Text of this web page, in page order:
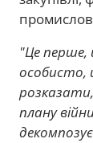
"Це перше,
особисто,
розказати,
плану